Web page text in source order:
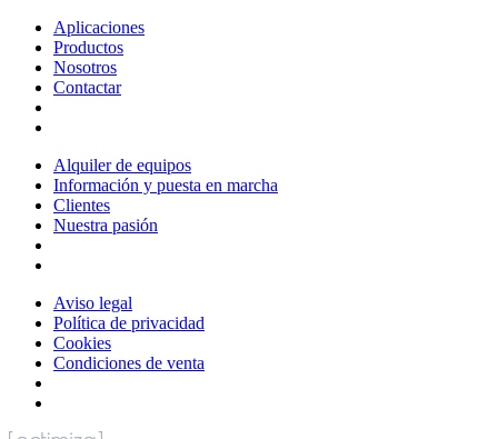
Aplicaciones
Productos
Nosotros
Contactar
Alquiler de equipos
Información y puesta en marcha
Clientes
Nuestra pasión
Aviso legal
Política de privacidad
Cookies
Condiciones de venta